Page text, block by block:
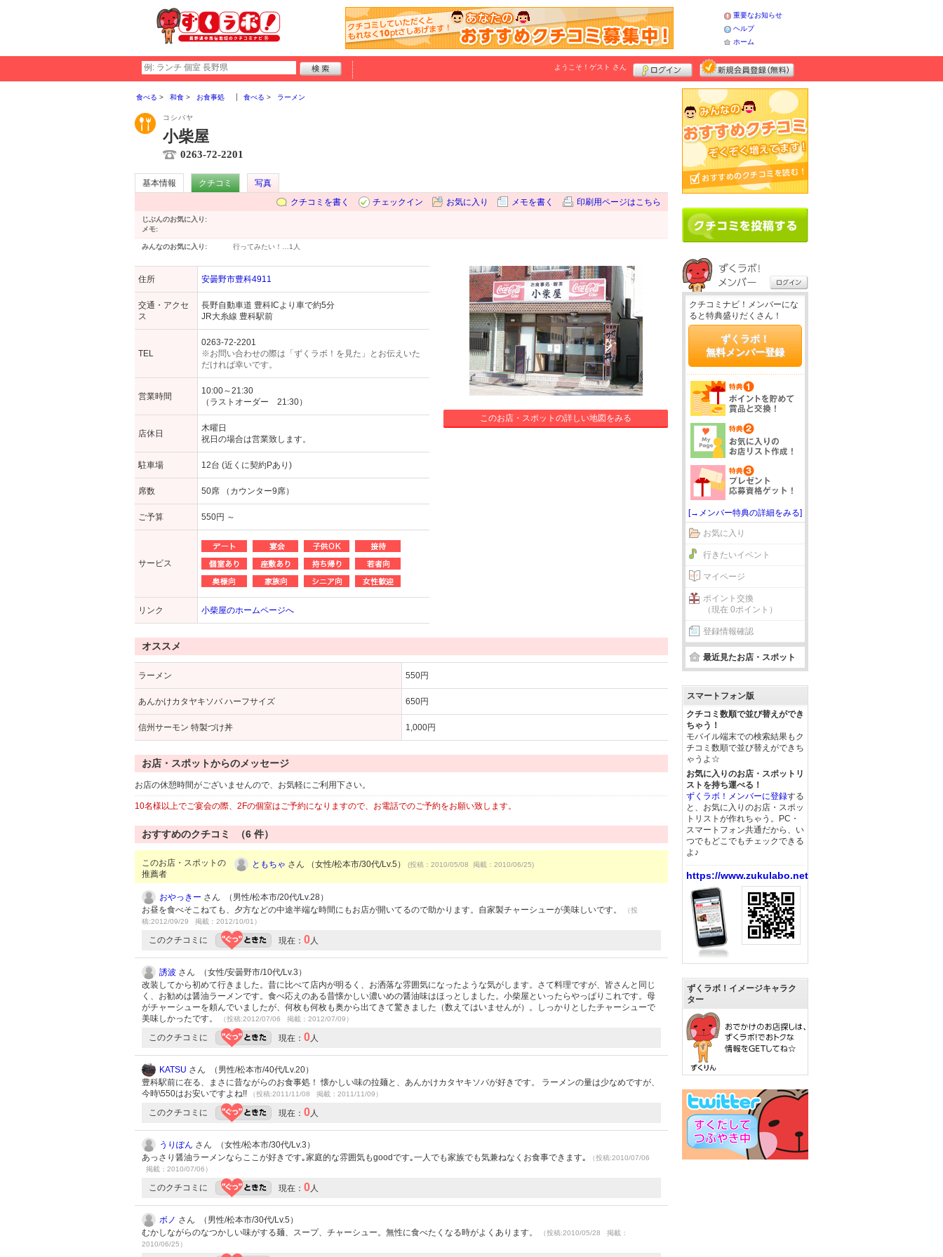
重要なお知らせ
ヘルプ
ホーム
ようこそ！ ゲスト さん
食べる 和食 お食事処 食べる ラーメン
コシバヤ
小柴屋
0263-72-2201
基本情報 クチコミ
写真
クチコミを書く
チェックイン お気に入り メモを書く 印刷用ページはこちら
じぶんのお気に入り:
メモ:
みんなのお気に入り: 行ってみたい！… 1人
住所 安曇野市豊科4911
交通・アクセ
ス
長野自動車道 豊科ICより車で約5分
JR大糸線 豊科駅前
TEL
0263-72-2201
※お問い合わせの際は「ずくラボ！を見た」とお伝えいた
だければ幸いです。
営業時間
10:00～21:30
（ラストオーダー 21:30）
店休日
木曜日
祝日の場合は営業致します。
駐車場 12台 (近くに契約Pあり)
席数 50席 （カウンター9席）
ご予算 550円 ～
サービス
リンク 小柴屋のホームページへ
このお店・スポットの詳しい地図をみる
オススメ
ラーメン 550円
あんかけカタヤキソバ ハーフサイズ 650円
信州サーモン 特製づけ丼 1,000円
お店・スポットからのメッセージ
お店の休憩時間がございませんので、お気軽にご利用下さい。
10名様以上でご宴会の際、2Fの個室はご予約になりますので、お電話でのご予約をお願い致します。
おすすめのクチコミ （6 件）
このお店・スポットの
推薦者
ともちゃ さん （女性/松本市/30代/Lv.5） (投稿：2010/05/08 掲載：2010/06/25)
おやっきー さん （男性/松本市/20代/Lv.28）
お昼を食べそこねても、夕方などの中途半端な時間にもお店が開いてるので助かります。自家製チャーシューが美味しいです。
（投
稿:2012/09/29 掲載：2012/10/01）
このクチコミに 現在： 0人
誘波 さん （女性/安曇野市/10代/Lv.3）
改装してから初めて行きました。昔に比べて店内が明るく、お洒落な雰囲気になったような気がします。さて料理ですが、皆さんと同じ
く、お勧めは醤油ラーメンです。食べ応えのある昔懐かしい濃いめの醤油味はほっとしました。小柴屋といったらやっぱりこれです。母
がチャーシューを頼んでいましたが、何枚も何枚も奥から出てきて驚きました（数えてはいませんが）。しっかりとしたチャーシューで
美味しかったです。
（投稿:2012/07/06 掲載：2012/07/09）
このクチコミに 現在： 0人
KATSU さん （男性/松本市/40代/Lv.20）
豊科駅前に在る、まさに昔ながらのお食事処！ 懐かしい味の拉麺と、あんかけカタヤキソバが好きです。 ラーメンの量は少なめですが、
今時\550はお安いですよね!!
（投稿:2011/11/08 掲載：2011/11/09）
このクチコミに 現在： 0人
うりぽん さん （女性/松本市/30代/Lv.3）
あっさり醤油ラーメンならここが好きです｡家庭的な雰囲気もgoodです｡一人でも家族でも気兼ねなくお食事できます｡
（投稿:2010/07/06
掲載：2010/07/06）
このクチコミに 現在： 0人
ボノ さん （男性/松本市/30代/Lv.5）
むかしながらのなつかしい味がする麺、スープ、チャーシュー。無性に食べたくなる時がよくあります。
（投稿:2010/05/28 掲載：
2010/06/25）
クチコミナビ！メンバーにな
ると特典盛りだくさん！
ずくラボ！
無料メンバー登録
[→メンバー特典の詳細をみる]
お気に入り
行きたいイベント
マイページ
ポイント交換
（現在 0ポイント）
登録情報確認
最近見たお店・スポット
スマートフォン版
クチコミ数順で並び替えができ
ちゃう！
モバイル端末での検索結果もク
チコミ数順で並び替えができち
ゃうよ☆
お気に入りのお店・スポットリ
ストを持ち運べる！
ずくラボ！メンバーに登録する
と、お気に入りのお店・スポッ
トリストが作れちゃう。PC・
スマートフォン共通だから、い
つでもどこでもチェックできる
よ♪
https://www.zukulabo.net/
ずくラボ！イメージキャラク
ター